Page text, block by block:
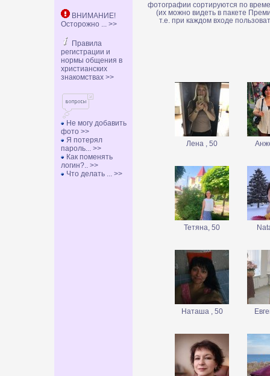
ВНИМАНИЕ!
Осторожно ... >>
Правила
регистрации и
нормы общения в
христианских
знакомствах >>
Не могу добавить
фото >>
Я потерял
пароль... >>
Как поменять
логин?.. >>
Что делать ... >>
фотографии сортируются по
(их можно видеть в пакете
т.е. при каждом входе
Лена , 50
Тетяна, 50
Наташа , 50